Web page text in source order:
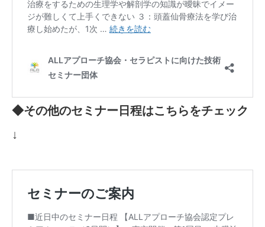
◆その他のセミナー日程はこちらをチェック
↓